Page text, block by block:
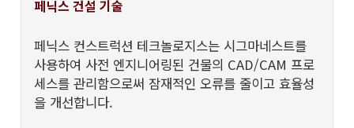
페닉스 건설 기술
페닉스 컨스트럭션 테크놀로지스는 시그마네스트를
사용하여 사전 엔지니어링된 건물의 CAD/CAM 프로
세스를 관리함으로써 잠재적인 오류를 줄이고 효율성
을 개선합니다.